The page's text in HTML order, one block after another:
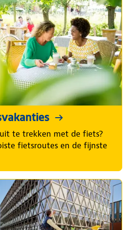
te trekken met de fiets?
fietsroutes en de fijnste